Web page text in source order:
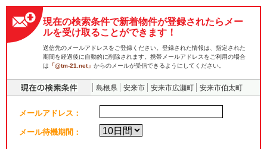
現在の検索条件で新着物件が登録されたらメー
ルを受け取ることができます！
送信先のメールアドレスをご登録ください。登録された情報は、指定された
期間を経過後に自動的に削除されます。携帯メールアドレスをご利用の場合
は 「@tm-21.net」 からのメールが受信できるようにしてください。
島根県 安来市 安来市広瀬町 安来市伯太町
メールアドレス：
メール待機期間：